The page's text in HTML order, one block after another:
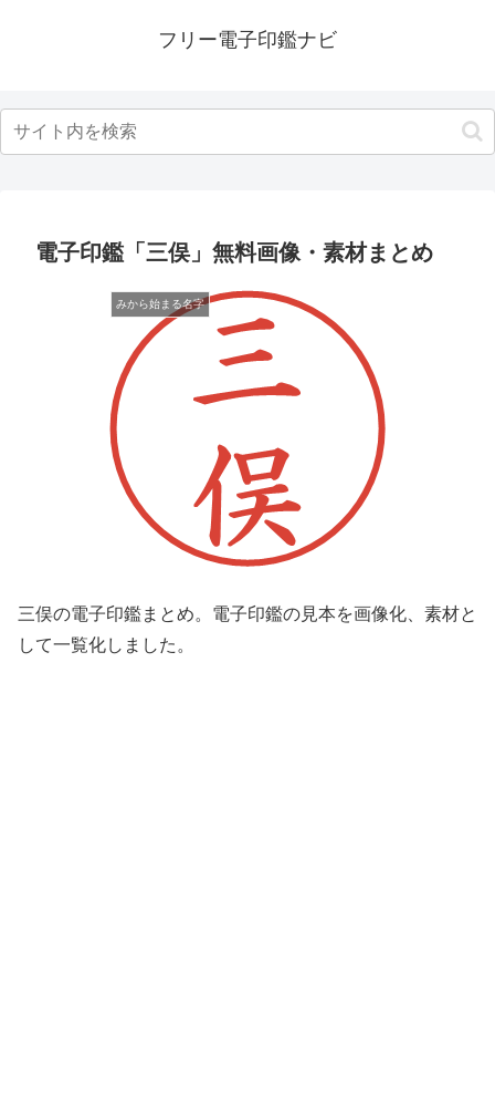
フリー電子印鑑ナビ
電子印鑑「三俣」無料画像・素材まとめ
みから始まる名字
三俣の電子印鑑まとめ。電子印鑑の見本を画像化、素材と
して一覧化しました。